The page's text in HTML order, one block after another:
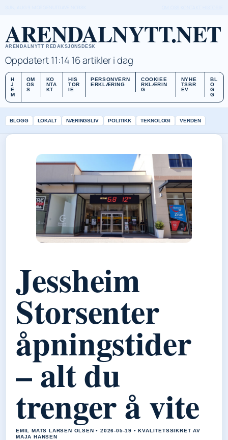
ARENDALNYTT.NET
ARENDALNYTT REDAKSJONSDESK
Oppdatert 11:1416 artikler i dag
H
J
E
M
OM
OS
S
KO
NTA
KT
HIS
TOR
IE
PERSONVERN
ERKLÆRING
COOKIEE
RKLÆRIN
G
NYHE
TSBR
EV
BL
O
G
G
BLOGG LOKALT NÆRINGSLIV POLITIKK TEKNOLOGI VERDEN
Jessheim
Storsenter
åpningstider
– alt du
trenger å vite
EMIL MATS LARSEN OLSEN • 2026-05-19 • KVALITETSSIKRET AV
MAJA HANSEN